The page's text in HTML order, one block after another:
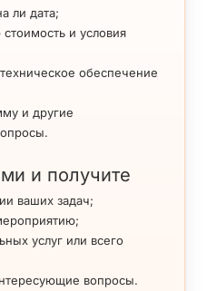
ли дата;
стоимость и условия
обеспечение
и другие
и получите
ваших задач;
услуг или всего
вопросы.